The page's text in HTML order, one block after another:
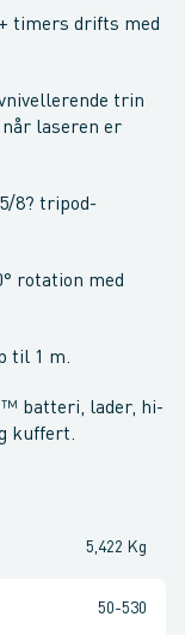
timers drifts med
trin
når laseren er
8? tripod-
rotation med
til 1 m.
batteri, lader, hi-
kuffert.
5,422 Kg
50-530